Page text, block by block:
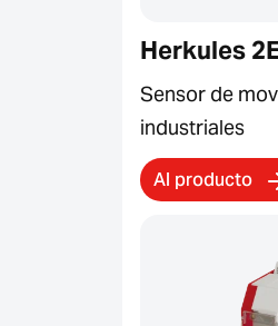
Herkules
Sensor de
industriales
Al producto